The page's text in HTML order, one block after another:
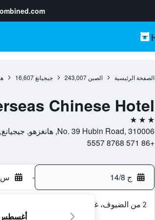
الصفحة الرئيسية الصين 243,007 جيجيانغ 16,607
Chinese Hotel
3 نجوم
No. 39 Hubin Road, 310006, هانغزهو, جيجيانغ, الصين
+86 571 8768 5557
ج 14/8 - س 15/8
2 من الضيوف، غرفة واحدة
أغسطس